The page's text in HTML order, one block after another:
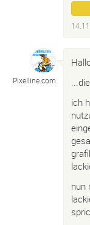
Pixelline.com
ich
nun